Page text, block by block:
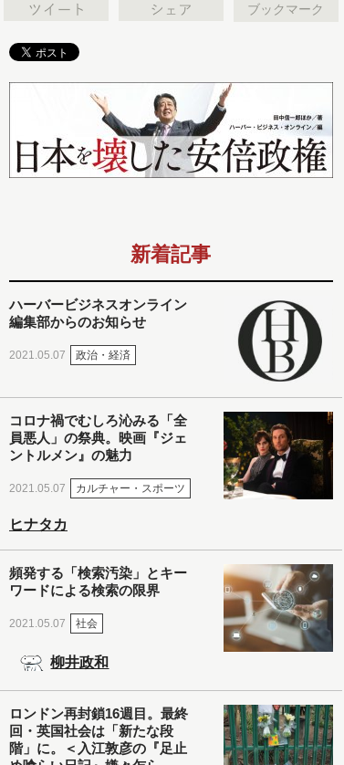
ブックマーク
新着記事
ハーバービジネスオンライン
編集部からのお知らせ
2021.05.07 政治・経済
コロナ禍でむしろ沁みる「全
員悪人」の祭典。映画『ジェ
ントルメン』の魅力
2021.05.07 カルチャー・スポーツ
ヒナタカ
頻発する「検索汚染」とキー
ワードによる検索の限界
2021.05.07 社会
柳井政和
ロンドン再封鎖16週目。最終
回・英国社会は「新たな段
階」に。＜入江敦彦の『足止